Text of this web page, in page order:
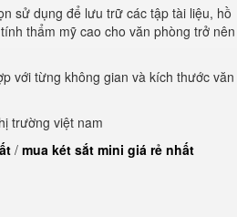
sử dụng để lưu trữ các tập tài liệu, hồ
thẩm mỹ cao cho văn phòng trở nên
với từng không gian và kích thước văn
trường việt nam
/ mua két sắt mini giá rẻ nhất